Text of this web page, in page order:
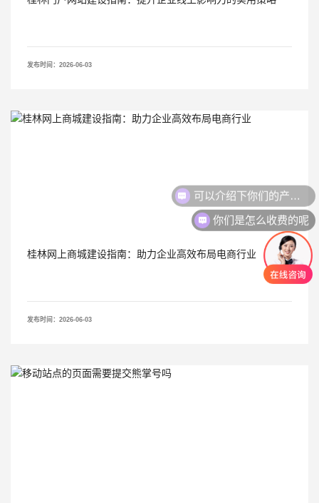
发布时间：2026-06-03
桂林网上商城建设指南：助力企业高效布局电商行业
发布时间：2026-06-03
可以介绍下你们的产品么
你们是怎么收费的呢